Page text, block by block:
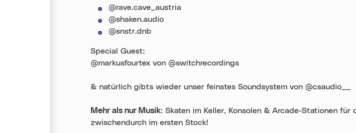
@rave.cave_austria
@shaken.audio
@snstr.dnb
Special Guest:
@markusfourtex von @switchrecordings
& natürlich gibts wieder unser feinstes Soundsystem von @csaudio__
Mehr als nur Musik: Skaten im Keller, Konsolen & Arcade-Stationen für
zwischendurch im ersten Stock!